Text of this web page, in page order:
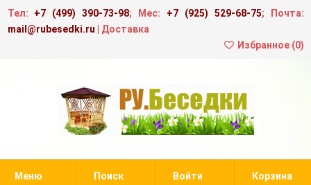
Тел: +7 (499) 390-73-98; Мес: +7 (925) 529-68-75; Почта:
mail@rubesedki.ru
Доставка
Избранное (0)
Меню Поиск Войти Корзина